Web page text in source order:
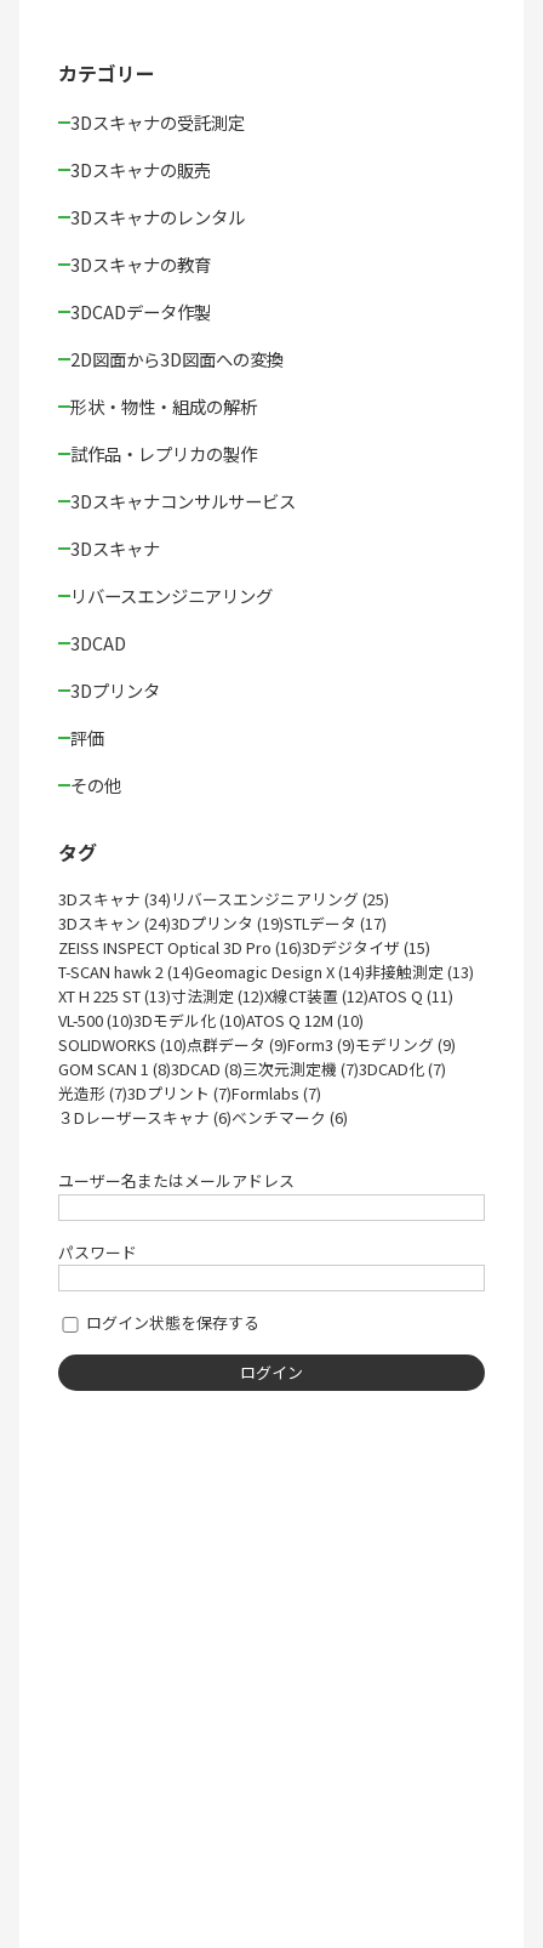
カテゴリー
3Dスキャナの受託測定
3Dスキャナの販売
3Dスキャナのレンタル
3Dスキャナの教育
3DCADデータ作製
2D図面から3D図面への変換
形状・物性・組成の解析
試作品・レプリカの製作
3Dスキャナコンサルサービス
3Dスキャナ
リバースエンジニアリング
3DCAD
3Dプリンタ
評価
その他
タグ
3Dスキャナ (34) リバースエンジニアリング (25)
3Dスキャン (24)3Dプリンタ (19)STLデータ (17)
ZEISS INSPECT Optical 3D Pro (16)3Dデジタイザ (15)
T-SCAN hawk 2 (14)Geomagic Design X (14)非接触測定 (13)
XT H 225 ST (13)寸法測定 (12)X線CT装置 (12)ATOS Q (11)
VL-500 (10)3Dモデル化 (10)ATOS Q 12M (10)
SOLIDWORKS (10)点群データ (9)Form3 (9)モデリング (9)
GOM SCAN 1 (8)3DCAD (8)三次元測定機 (7)3DCAD化 (7)
光造形 (7)3Dプリント (7)Formlabs (7)
３Dレーザースキャナ (6)ベンチマーク (6)
ユーザー名またはメールアドレス
パスワード
ログイン状態を保存する